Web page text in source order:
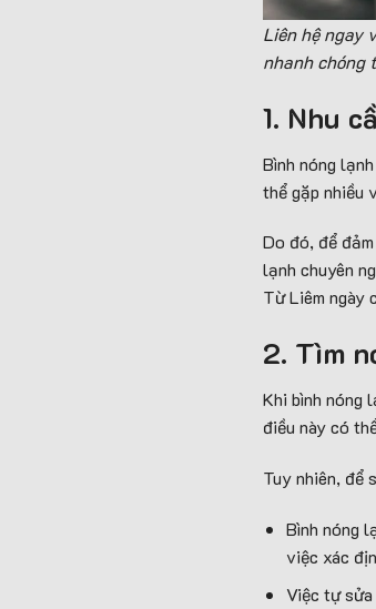
Liên hệ ngay
nhanh chóng
1. Nhu
Bình nóng
thể gặp nhiều
Do đó, để
lạnh chuyên
Từ Liêm ngày
2. Tìm
Khi bình nóng
điều này có
Tuy nhiên, để
Bình nóng
việc xác
Việc tự